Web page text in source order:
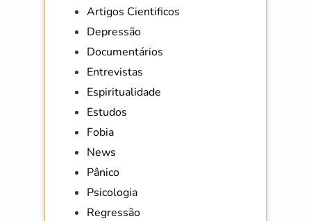
Artigos Cientificos
Depressão
Documentários
Entrevistas
Espiritualidade
Estudos
Fobia
News
Pânico
Psicologia
Regressão